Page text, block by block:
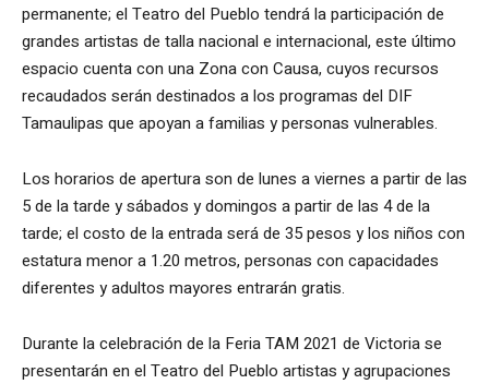
permanente; el Teatro del Pueblo tendrá la participación de
grandes artistas de talla nacional e internacional, este último
espacio cuenta con una Zona con Causa, cuyos recursos
recaudados serán destinados a los programas del DIF
Tamaulipas que apoyan a familias y personas vulnerables.
Los horarios de apertura son de lunes a viernes a partir de las
5 de la tarde y sábados y domingos a partir de las 4 de la
tarde; el costo de la entrada será de 35 pesos y los niños con
estatura menor a 1.20 metros, personas con capacidades
diferentes y adultos mayores entrarán gratis.
Durante la celebración de la Feria TAM 2021 de Victoria se
presentarán en el Teatro del Pueblo artistas y agrupaciones